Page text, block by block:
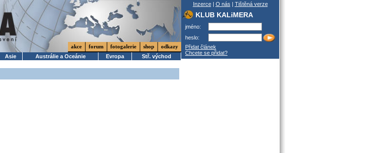
akce forum fotogalerie shop
odkazy
Asie Austrálie a Oceánie Evropa
Stř. východ
Inzerce| O nás | Tištěná verze
KLUB KALiMERA
jméno:
heslo:
Přidat článek
Chcete se přidat?